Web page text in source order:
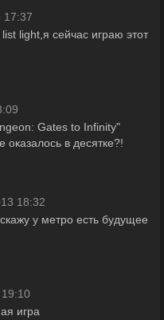
17:37
light,я сейчас играю этот
Gates to Infinity"
в десятке?!
18:32
у метро есть будущее
игра